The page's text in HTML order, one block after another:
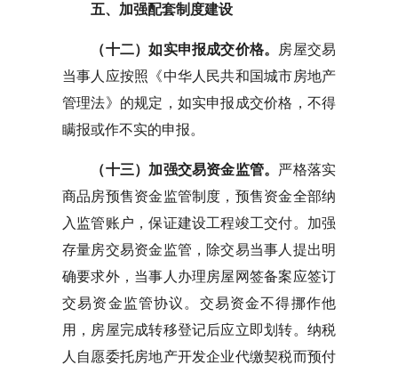
五、加强配套制度建设
（十二）如实申报成交价格。 房屋交易
当事人应按照《中华人民共和国城市房地产
管理法》的规定，如实申报成交价格，不得
瞒报或作不实的申报。
（十三）加强交易资金监管。 严格落实
商品房预售资金监管制度，预售资金全部纳
入监管账户，保证建设工程竣工交付。加强
存量房交易资金监管，除交易当事人提出明
确要求外，当事人办理房屋网签备案应签订
交易资金监管协议。交易资金不得挪作他
用，房屋完成转移登记后应立即划转。纳税
人自愿委托房地产开发企业代缴契税而预付